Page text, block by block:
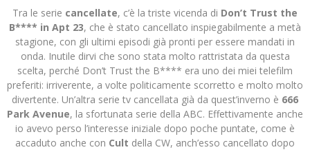
Tra le serie cancellate, c’è la triste vicenda di Don’t Trust the
B**** in Apt 23, che è stato cancellato inspiegabilmente a metà
stagione, con gli ultimi episodi già pronti per essere mandati in
onda. Inutile dirvi che sono stata molto rattristata da questa
scelta, perché Don’t Trust the B**** era uno dei miei telefilm
preferiti: irriverente, a volte politicamente scorretto e molto molto
divertente. Un’altra serie tv cancellata già da quest’inverno è 666
Park Avenue, la sfortunata serie della ABC. Effettivamente anche
io avevo perso l’interesse iniziale dopo poche puntate, come è
accaduto anche con Cult della CW, anch’esso cancellato dopo